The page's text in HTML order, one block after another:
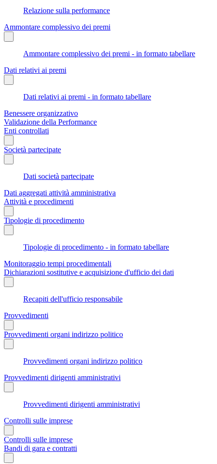
Relazione sulla performance
Ammontare complessivo dei premi
Ammontare complessivo dei premi - in formato tabellare
Dati relativi ai premi
Dati relativi ai premi - in formato tabellare
Benessere organizzativo
Validazione della Performance
Enti controllati
Società partecipate
Dati società partecipate
Dati aggregati attività amministrativa
Attività e procedimenti
Tipologie di procedimento
Tipologie di procedimento - in formato tabellare
Monitoraggio tempi procedimentali
Dichiarazioni sostitutive e acquisizione d'ufficio dei dati
Recapiti dell'ufficio responsabile
Provvedimenti
Provvedimenti organi indirizzo politico
Provvedimenti organi indirizzo politico
Provvedimenti dirigenti amministrativi
Provvedimenti dirigenti amministrativi
Controlli sulle imprese
Controlli sulle imprese
Bandi di gara e contratti